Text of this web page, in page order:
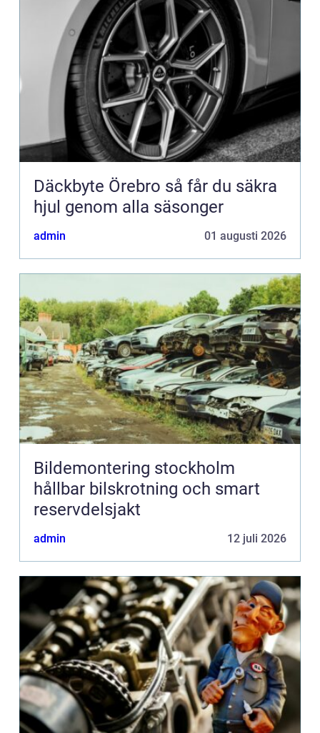
Däckbyte Örebro så får du säkra
hjul genom alla säsonger
admin 01 augusti 2026
Bildemontering stockholm
hållbar bilskrotning och smart
reservdelsjakt
admin 12 juli 2026